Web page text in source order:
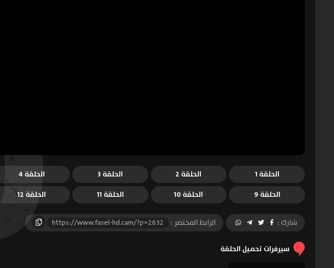
الحلقة 1 الحلقة 2 الحلقة 3 الحلقة 4
الحلقة 9
الحلقة 10 الحلقة 11 الحلقة 12
شارك : الرابط المختصر : https://www.fasel-hd.cam/?p=2632
سيرفرات تحميل الحلقة